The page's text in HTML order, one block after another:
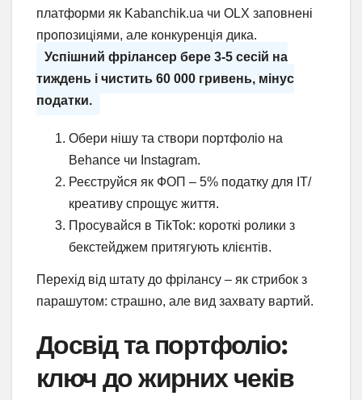
платформи як Kabanchik.ua чи OLX заповнені
пропозиціями, але конкуренція дика.
Успішний фрілансер бере 3-5 сесій на
тиждень і чистить 60 000 гривень, мінус
податки.
Обери нішу та створи портфоліо на
Behance чи Instagram.
Реєструйся як ФОП – 5% податку для IT/
креативу спрощує життя.
Просувайся в TikTok: короткі ролики з
бекстейджем притягують клієнтів.
Перехід від штату до фрілансу – як стрибок з
парашутом: страшно, але вид захвату вартий.
Досвід та портфоліо:
ключ до жирних чеків